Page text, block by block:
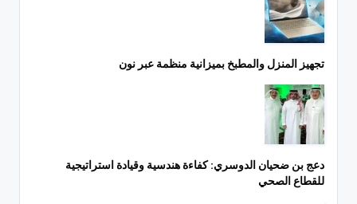
تجهيز المنزل والمطبخ بميزانية منظمة عبر نون
دعج بن ضحيان الدوسري: كفاءة هندسية وقيادة استراتيجية
للقطاع الصحي